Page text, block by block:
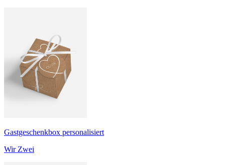
Gastgeschenkbox personalisiert
Wir Zwei